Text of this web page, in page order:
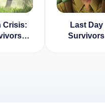
Crisis:
Last Day
Survivors